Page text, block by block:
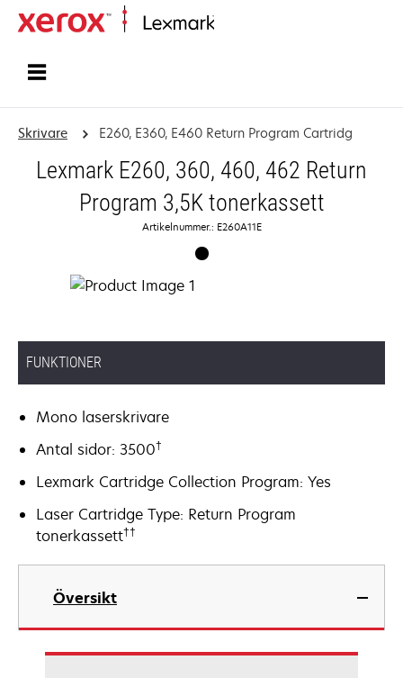
Skrivare E260, E360, E460 Return Program Cartridg
Lexmark E260, 360, 460, 462 Return
Program 3,5K tonerkassett
Artikelnummer.: E260A11E
FUNKTIONER
Mono laserskrivare
Antal sidor: 3500†
Lexmark Cartridge Collection Program: Yes
Laser Cartridge Type: Return Program
tonerkassett††
Översikt